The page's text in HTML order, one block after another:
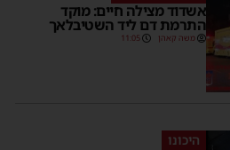
אשדוד מצילה חיים: מוקד
התרמת דם ליד השטיבלאך
משה קאהן 11:05
היכונו